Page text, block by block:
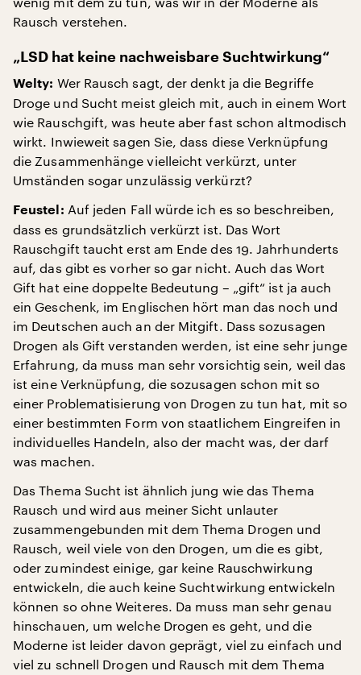
Rausch verstehen.
„LSD hat keine nachweisbare Suchtwirkung“
Welty: Wer Rausch sagt, der denkt ja die Begriffe
Droge und Sucht meist gleich mit, auch in einem Wort
wie Rauschgift, was heute aber fast schon altmodisch
wirkt. Inwieweit sagen Sie, dass diese Verknüpfung
die Zusammenhänge vielleicht verkürzt, unter
Umständen sogar unzulässig verkürzt?
Feustel: Auf jeden Fall würde ich es so beschreiben,
dass es grundsätzlich verkürzt ist. Das Wort
Rauschgift taucht erst am Ende des 19. Jahrhunderts
auf, das gibt es vorher so gar nicht. Auch das Wort
Gift hat eine doppelte Bedeutung – „gift“ ist ja auch
ein Geschenk, im Englischen hört man das noch und
im Deutschen auch an der Mitgift. Dass sozusagen
Drogen als Gift verstanden werden, ist eine sehr junge
Erfahrung, da muss man sehr vorsichtig sein, weil das
ist eine Verknüpfung, die sozusagen schon mit so
einer Problematisierung von Drogen zu tun hat, mit so
einer bestimmten Form von staatlichem Eingreifen in
individuelles Handeln, also der macht was, der darf
was machen.
Das Thema Sucht ist ähnlich jung wie das Thema
Rausch und wird aus meiner Sicht unlauter
zusammengebunden mit dem Thema Drogen und
Rausch, weil viele von den Drogen, um die es gibt,
oder zumindest einige, gar keine Rauschwirkung
entwickeln, die auch keine Suchtwirkung entwickeln
können so ohne Weiteres. Da muss man sehr genau
hinschauen, um welche Drogen es geht, und die
Moderne ist leider davon geprägt, viel zu einfach und
viel zu schnell Drogen und Rausch mit dem Thema